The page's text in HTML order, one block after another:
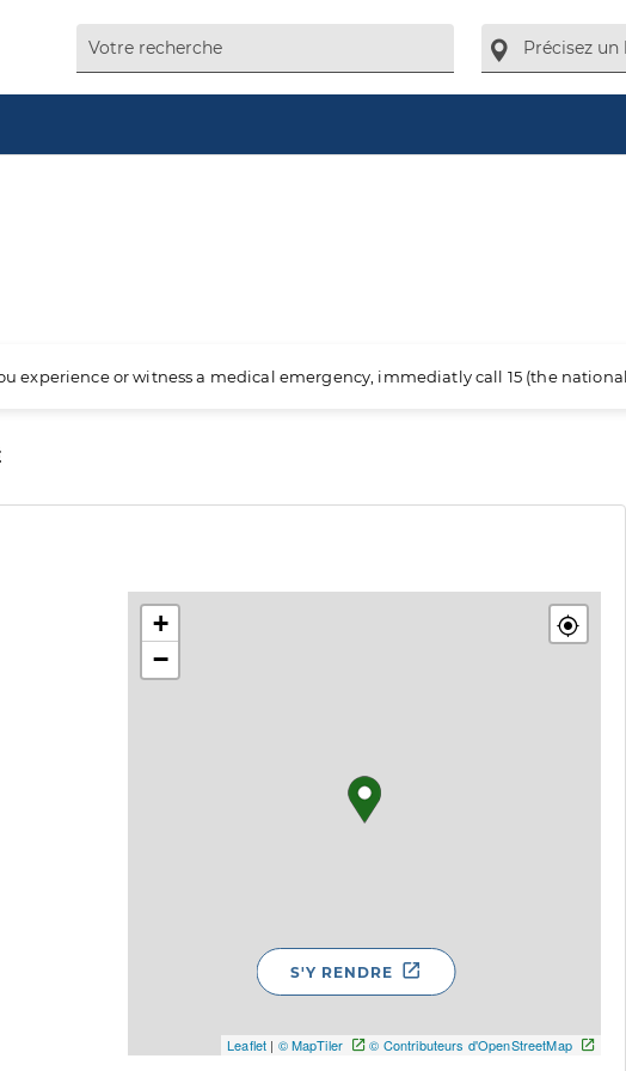
experience or witness a medical emergency, immediatly call 15 (the
+
−
Leaflet | © MapTiler © Contributeurs d'OpenStreetMap
S'Y RENDRE